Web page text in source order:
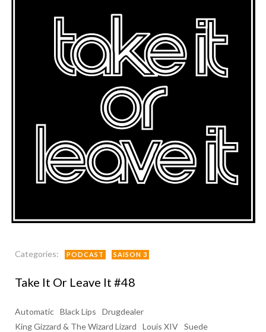
Categories: PODCAST SAISON 3
Take It Or Leave It #48
Automatic Black Lips
Drugdealer
King Gizzard & The Wizard Lizard
Louis XIV Suede